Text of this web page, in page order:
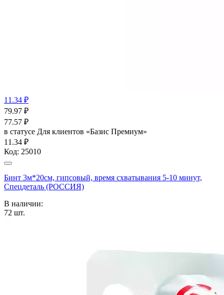
11.34 ₽
79.97 ₽
77.57 ₽
в статусе Для клиентов «Базис Премиум»
11.34 ₽
Код: 25010
Бинт 3м*20см, гипсовый, время схватывания 5-10 минут,
Спецдеталь (РОССИЯ)
В наличии:
72 шт.